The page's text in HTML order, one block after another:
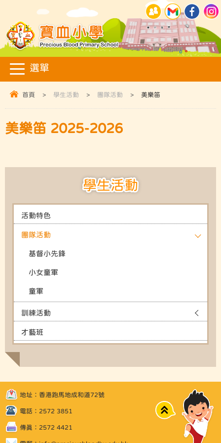
首頁 > 學生活動 > 團隊活動 > 美樂笛
美樂笛 2025-2026
學生活動
活動特色
團隊活動
基督小先鋒
小女童軍
童軍
訓練活動
才藝班
地址：香港跑馬地成和道72號
電話：2572 3851
傳真：2572 4421
Top